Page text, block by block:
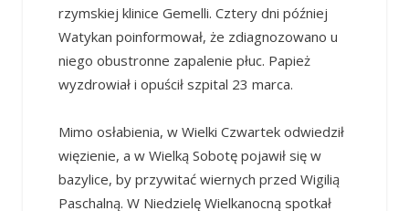
rzymskiej klinice Gemelli. Cztery dni później
Watykan poinformował, że zdiagnozowano u
niego obustronne zapalenie płuc. Papież
wyzdrowiał i opuścił szpital 23 marca.
Mimo osłabienia, w Wielki Czwartek odwiedził
więzienie, a w Wielką Sobotę pojawił się w
bazylice, by przywitać wiernych przed Wigilią
Paschalną. W Niedzielę Wielkanocną spotkał